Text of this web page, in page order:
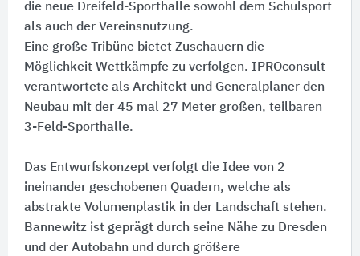
die neue Dreifeld-Sporthalle sowohl dem Schulsport
als auch der Vereinsnutzung.
Eine große Tribüne bietet Zuschauern die
Möglichkeit Wettkämpfe zu verfolgen. IPROconsult
verantwortete als Architekt und Generalplaner den
Neubau mit der 45 mal 27 Meter großen, teilbaren
3-Feld-Sporthalle.
Das Entwurfskonzept verfolgt die Idee von 2
ineinander geschobenen Quadern, welche als
abstrakte Volumenplastik in der Landschaft stehen.
Bannewitz ist geprägt durch seine Nähe zu Dresden
und der Autobahn und durch größere